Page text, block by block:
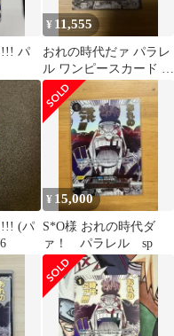
パ
¥ 11,555
おれの時代だァ パラレ
ル ワンピースカード イ
ベント 箔押し
(パ
¥ 15,000
S*O様 おれの時代ダ
ァ！ パラレル sp